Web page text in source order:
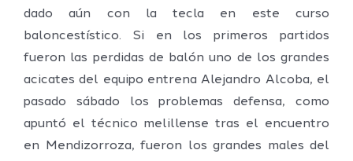
dado aún con la tecla en este curso
baloncestístico. Si en los primeros partidos
fueron las perdidas de balón uno de los grandes
acicates del equipo entrena Alejandro Alcoba, el
pasado sábado los problemas defensa, como
apuntó el técnico melillense tras el encuentro
en Mendizorroza, fueron los grandes males del